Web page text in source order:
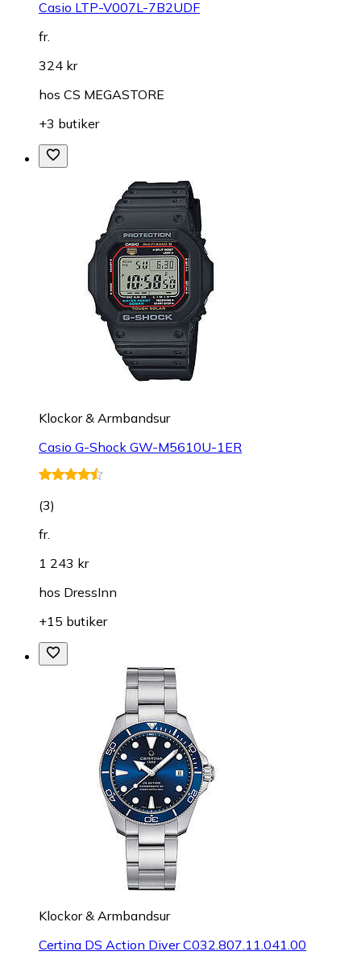
Casio LTP-V007L-7B2UDF
fr.
324 kr
hos CS MEGASTORE
+3 butiker
Klockor & Armbandsur
Casio G-Shock GW-M5610U-1ER
(3)
fr.
1 243 kr
hos DressInn
+15 butiker
Klockor & Armbandsur
Certina DS Action Diver C032.807.11.041.00